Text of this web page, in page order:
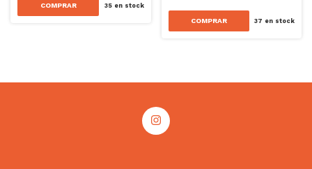
COMPRAR 35en stock
COMPRAR 37 en stock